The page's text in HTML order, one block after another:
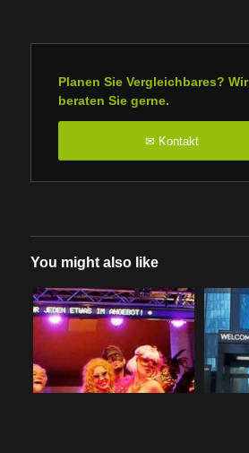
Planen Sie Vergleichbares? Wir
beraten Sie gerne.
✉ Kontakt
You might also like